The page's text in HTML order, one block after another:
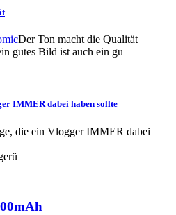
Der Ton macht die Qualität
gutes Bild ist auch ein gu
IMMER dabei haben sollte
die ein Vlogger IMMER dabei